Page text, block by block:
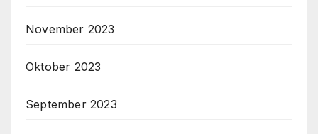
November 2023
Oktober 2023
September 2023